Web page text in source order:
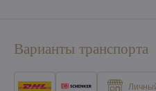
Варианты транспорта